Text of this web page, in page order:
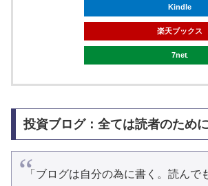
Kindle
楽天ブックス
7net
投資ブログ：全ては読者のため
「ブログは自分の為に書く。読んで